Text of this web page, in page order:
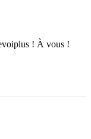
! À vous !